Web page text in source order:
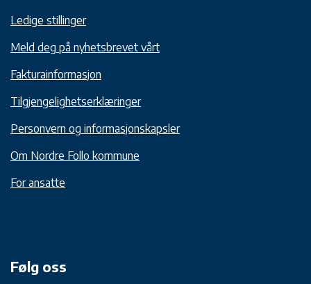
Ledige stillinger
Meld deg på nyhetsbrevet vårt
Fakturainformasjon
Tilgjengelighetserklæringer
Personvern og informasjonskapsler
Om Nordre Follo kommune
For ansatte
Følg oss